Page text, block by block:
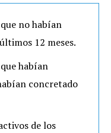
no habían
12 meses.
habían
concretado
de los